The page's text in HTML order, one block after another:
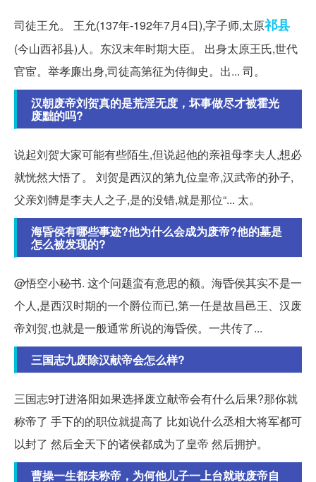
司徒王允。 王允(137年-192年7月4日),字子师,太原祁县
(今山西祁县)人。东汉末年时期大臣。 出身太原王氏,世代
官宦。举孝廉出身,司徒高第征为侍御史。出... 司。
汉朝废帝刘贺真的是荒淫无度，坏事做尽才被霍光
废黜的吗?
说起刘贺大家可能有些陌生,但说起他的亲祖母李夫人,想必
就恍然大悟了。 刘贺是西汉的第九位皇帝,汉武帝的孙子,
父亲刘髆是李夫人之子,是的没错,就是那位“... 太。
海昏侯有哪些事迹?他为什么会成为废帝?他的墓是
怎么被发现的?
@悟空小秘书. 这个问题蛮有意思的额。海昏侯其实不是一
个人,是西汉时期的一个爵位而已,第一任是故昌邑王、汉废
帝刘贺,也就是一般通常所说的海昏侯。一共传了...
三国志九废除汉献帝会怎么样?
三国志9打进洛阳如果选择废立献帝会有什么后果?那你就
称帝了 手下的的职位就提高了 比如说什么丞相大将军都可
以封了 然后全天下的诸侯都成为了皇帝 然后拥护。
曹操一生都未称帝，为何他儿子一上台就敢废帝自